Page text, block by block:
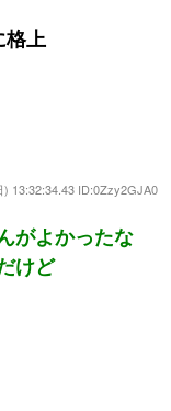
格上
) 13:32:34.43 ID:0Zzy2GJA0
がよかったな
けど